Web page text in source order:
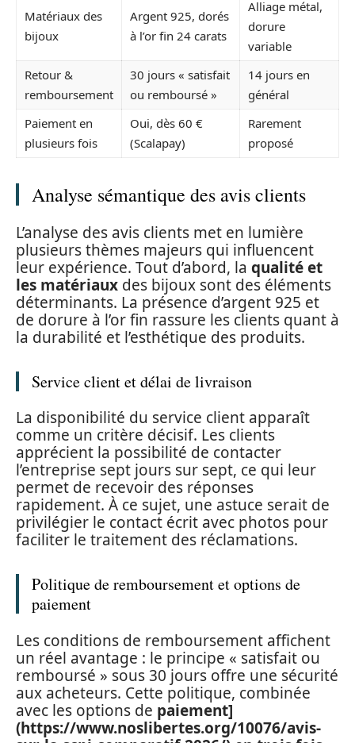
Matériaux des
bijoux
Argent 925, dorés
à l’or fin 24 carats
Alliage métal,
dorure
variable
Retour &
remboursement
30 jours « satisfait
ou remboursé »
14 jours en
général
Paiement en
plusieurs fois
Oui, dès 60 €
(Scalapay)
Rarement
proposé
Analyse sémantique des avis clients
L’analyse des avis clients met en lumière
plusieurs thèmes majeurs qui influencent
leur expérience. Tout d’abord, la qualité et
les matériaux des bijoux sont des éléments
déterminants. La présence d’argent 925 et
de dorure à l’or fin rassure les clients quant à
la durabilité et l’esthétique des produits.
Service client et délai de livraison
La disponibilité du service client apparaît
comme un critère décisif. Les clients
apprécient la possibilité de contacter
l’entreprise sept jours sur sept, ce qui leur
permet de recevoir des réponses
rapidement. À ce sujet, une astuce serait de
privilégier le contact écrit avec photos pour
faciliter le traitement des réclamations.
Politique de remboursement et options de
paiement
Les conditions de remboursement affichent
un réel avantage : le principe « satisfait ou
remboursé » sous 30 jours offre une sécurité
aux acheteurs. Cette politique, combinée
avec les options de paiement]
(https://www.noslibertes.org/10076/avis-